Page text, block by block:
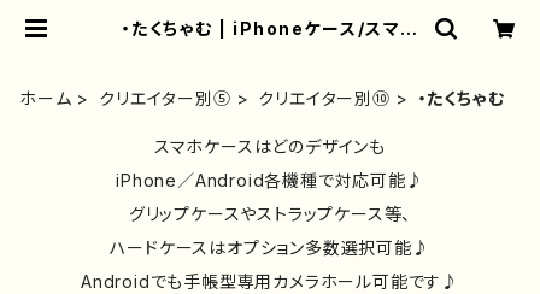
・たくちゃむ | iPhoneケース/スマホ
貨屋アリうさ
ホーム クリエイター別⑤ クリエイター別⑩ ・たくちゃむ
スマホケースはどのデザインも
iPhone／Android各機種で対応可能♪
グリップケースやストラップケース等、
ハードケースはオプション多数選択可能♪
Androidでも手帳型専用カメラホール可能です♪